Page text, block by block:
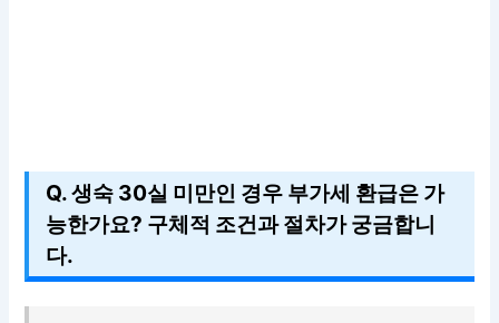
Q. 생숙 30실 미만인 경우 부가세 환급은 가
능한가요? 구체적 조건과 절차가 궁금합니
다.